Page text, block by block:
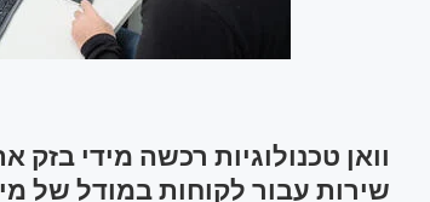
וואן טכנולוגיות רכשה מידי
שירות עבור לקוחות במודל של